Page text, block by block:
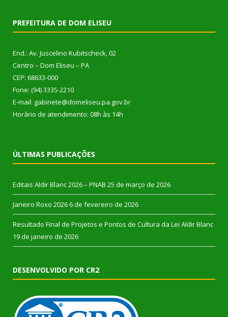
PREFEITURA DE DOM ELISEU
End.: Av. Juscelino Kubitscheck, 02
Centro – Dom Eliseu – PA
CEP: 68633-000
Fone: (94) 3335-2210
E-mail: gabinete@domeliseu.pa.gov.br
Horário de atendimento: 08h às 14h
ÚLTIMAS PUBLICAÇÕES
Editais Aldir Blanc 2026 – PNAB 25 de março de 2026
Janeiro Roxo 2026 6 de fevereiro de 2026
Resultado Final de Projetos e Pontos de Cultura da Lei Aldir Blanc
19 de janeiro de 2026
DESENVOLVIDO POR CR2